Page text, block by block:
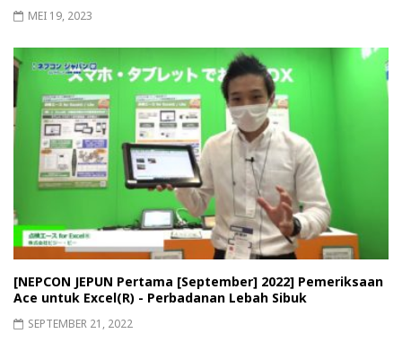
MEI 19, 2023
[NEPCON JEPUN Pertama [September] 2022] Pemeriksaan
Ace untuk Excel(R) - Perbadanan Lebah Sibuk
SEPTEMBER 21, 2022